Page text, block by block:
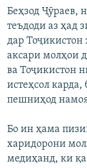
Беҳзод Ҷӯраев,
теъдоди аз ҳад
дар
аксари молҳои
ва Тоҷикистон
истеҳсол
пешниҳод
Бо ин ҳама
харидорони
медиҳанд, ки